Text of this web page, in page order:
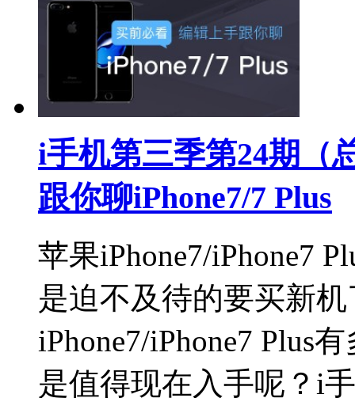
i手机第三季第24期（
跟你聊iPhone7/7 Plus
苹果iPhone7/iPhone7
是迫不及待的要买新
iPhone7/iPhone7 Plus
是值得现在入手呢？i